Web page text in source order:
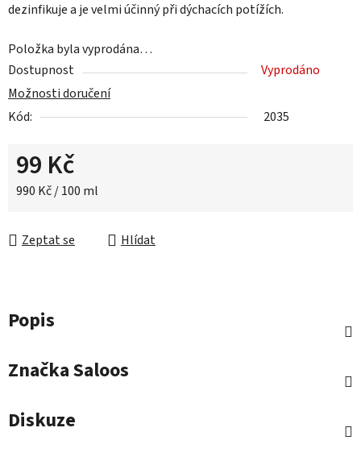
dezinfikuje a je velmi účinný při dýchacích potížích.
Položka byla vyprodána…
Dostupnost
Vyprodáno
Možnosti doručení
Kód:
2035
99 Kč
Měrná cena:
990 Kč / 100 ml
Zeptat se Hlídat
Popis
ZnačkaSaloos
Diskuze